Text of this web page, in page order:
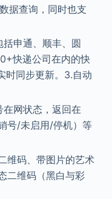
据查询，同时也支
括申通、顺丰、圆
快递公司在内的快
时同步更新。3.自动
在网状态，返回在
号/未启用/停机）等
维码、带图片的艺术
二维码（黑白与彩